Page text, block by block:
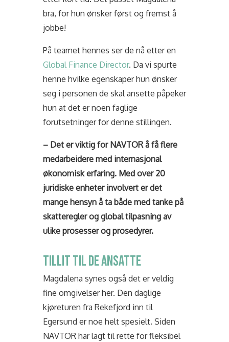
bra, for hun ønsker først og fremst å
jobbe!
På teamet hennes ser de nå etter en
Global Finance Director. Da vi spurte
henne hvilke egenskaper hun ønsker
seg i personen de skal ansette påpeker
hun at det er noen faglige
forutsetninger for denne stillingen.
– Det er viktig for NAVTOR å få flere
medarbeidere med internasjonal
økonomisk erfaring. Med over 20
juridiske enheter involvert er det
mange hensyn å ta både med tanke på
skatteregler og global tilpasning av
ulike prosesser og prosedyrer.
TILLIT TIL DE ANSATTE
Magdalena synes også det er veldig
fine omgivelser her. Den daglige
kjøreturen fra Rekefjord inn til
Egersund er noe helt spesielt.Siden
NAVTOR har lagt til rette for fleksibel